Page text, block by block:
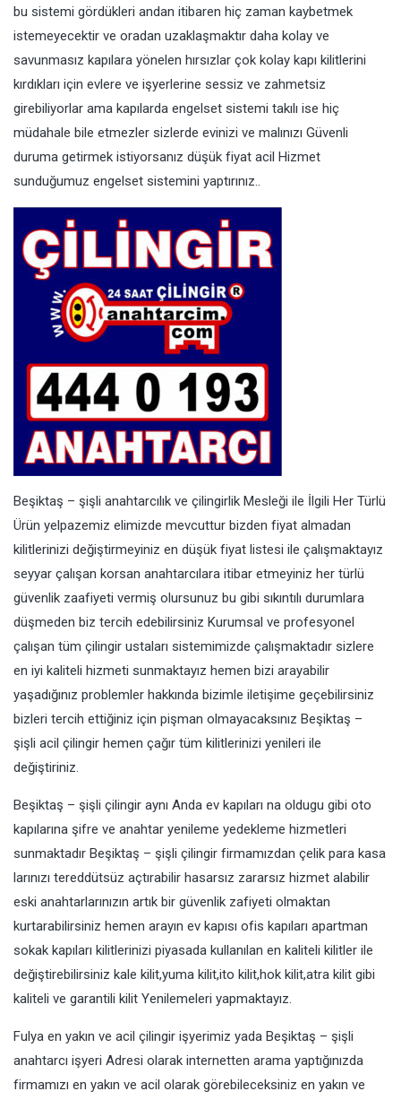
bu sistemi gördükleri andan itibaren hiç zaman kaybetmek
istemeyecektir ve oradan uzaklaşmaktır daha kolay ve
savunmasız kapılara yönelen hırsızlar çok kolay kapı kilitlerini
kırdıkları için evlere ve işyerlerine sessiz ve zahmetsiz
girebiliyorlar ama kapılarda engelset sistemi takılı ise hiç
müdahale bile etmezler sizlerde evinizi ve malınızı Güvenli
duruma getirmek istiyorsanız düşük fiyat acil Hizmet
sunduğumuz engelset sistemini yaptırınız..
Beşiktaş – şişli anahtarcılık ve çilingirlik Mesleği ile İlgili Her Türlü
Ürün yelpazemiz elimizde mevcuttur bizden fiyat almadan
kilitlerinizi değiştirmeyiniz en düşük fiyat listesi ile çalışmaktayız
seyyar çalışan korsan anahtarcılara itibar etmeyiniz her türlü
güvenlik zaafiyeti vermiş olursunuz bu gibi sıkıntılı durumlara
düşmeden biz tercih edebilirsiniz Kurumsal ve profesyonel
çalışan tüm çilingir ustaları sistemimizde çalışmaktadır sizlere
en iyi kaliteli hizmeti sunmaktayız hemen bizi arayabilir
yaşadığınız problemler hakkında bizimle iletişime geçebilirsiniz
bizleri tercih ettiğiniz için pişman olmayacaksınız Beşiktaş –
şişli acil çilingir hemen çağır tüm kilitlerinizi yenileri ile
değiştiriniz.
Beşiktaş – şişli çilingir aynı Anda ev kapıları na oldugu gibi oto
kapılarına şifre ve anahtar yenileme yedekleme hizmetleri
sunmaktadır Beşiktaş – şişli çilingir firmamızdan çelik para kasa
larınızı tereddütsüz açtırabilir hasarsız zararsız hizmet alabilir
eski anahtarlarınızın artık bir güvenlik zafiyeti olmaktan
kurtarabilirsiniz hemen arayın ev kapısı ofis kapıları apartman
sokak kapıları kilitlerinizi piyasada kullanılan en kaliteli kilitler ile
değiştirebilirsiniz kale kilit,yuma kilit,ito kilit,hok kilit,atra kilit gibi
kaliteli ve garantili kilit Yenilemeleri yapmaktayız.
Fulya en yakın ve acil çilingir işyerimiz yada Beşiktaş – şişli
anahtarcı işyeri Adresi olarak internetten arama yaptığınızda
firmamızı en yakın ve acil olarak görebileceksiniz en yakın ve